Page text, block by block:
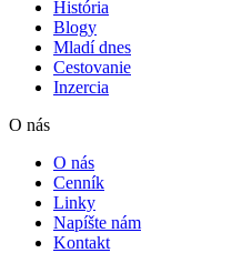
História
Blogy
Mladí dnes
Cestovanie
Inzercia
O nás
O nás
Cenník
Linky
Napíšte nám
Kontakt